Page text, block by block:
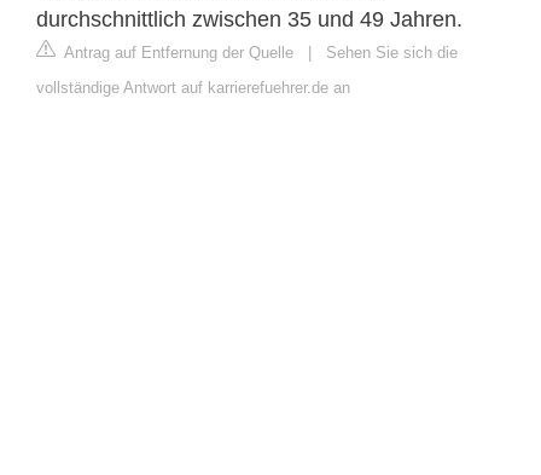
durchschnittlich zwischen 35 und 49 Jahren.
Antrag auf Entfernung der Quelle | Sehen Sie sich die
vollständige Antwort auf karrierefuehrer.de an